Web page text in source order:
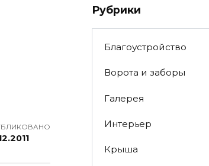
Рубрики
Благоустройство
Ворота и заборы
Галерея
Интерьер
Крыша